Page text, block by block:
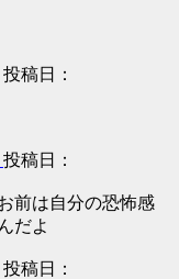
投稿日：
投稿日：
前は自分の恐怖感
だよ
投稿日：